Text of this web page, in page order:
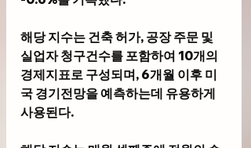
해당 지수는 건축 허가, 공장 주문 및
실업자 청구건수를 포함하여 10개의
경제지표로 구성되며, 6개월 이후 미
국 경기전망을 예측하는데 유용하게
사용된다.